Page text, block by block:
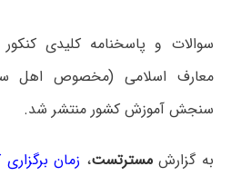
سوالات و پاسخنامه کلیدی
سنجش آموزش کشور منتشر شد.
به گزارشمسترتست، زمان